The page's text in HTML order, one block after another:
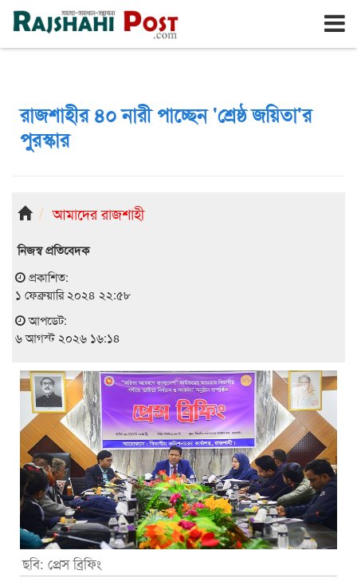
রাজশাহী বৃহঃস্পতিবার, ৬ই আগস্ট ২০২৬, ২৩শে শ্রাবণ ১৪৩৩
রাজশাহীর ৪০ নারী পাচ্ছেন 'শ্রেষ্ঠ জয়িতা'র
পুরস্কার
আমাদের রাজশাহী
নিজস্ব প্রতিবেদক
প্রকাশিত:
১ ফেব্রুয়ারি ২০২৪ ২২:৫৮
আপডেট:
৬ আগস্ট ২০২৬ ১৬:১৪
ছবি: প্রেস ব্রিফিং